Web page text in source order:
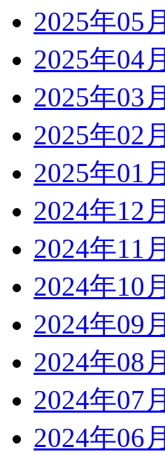
2025年05月
2025年04月
2025年03月
2025年02月
2025年01月
2024年12月
2024年11月
2024年10月
2024年09月
2024年08月
2024年07月
2024年06月